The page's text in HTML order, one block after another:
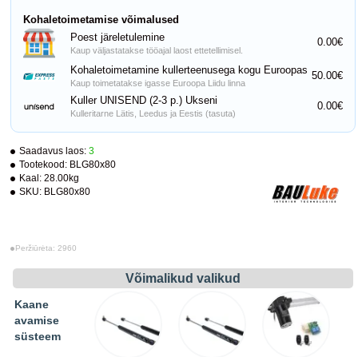
Saadavus laos: 3
Tootekood: BLG80x80
Kaal: 28.00kg
SKU: BLG80x80
Peržiūrėta: 2960
Võimalikud valikud
Kaane
avamise
süsteem
Kohaletoimetamise võimalused
Poest järeletulemine
Kaup väljastatakse tööajal laost ettetellimisel.
0.00€
Kohaletoimetamine kullerteenusega kogu Euroopas
Kaup toimetatakse igasse Euroopa Liidu linna
50.00€
Kuller UNISEND (2-3 p.) Ukseni
Kulleritarne Lätis, Leedus ja Eestis (tasuta)
0.00€